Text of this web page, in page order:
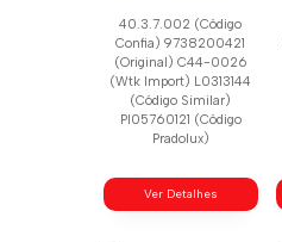
40.3.7.002 (Código
Confia) 9738200421
(Original) C44-0026
(Wtk Import) L0313144
(Código Similar)
Pl05760121 (Código
Pradolux)
Ver Detalhes